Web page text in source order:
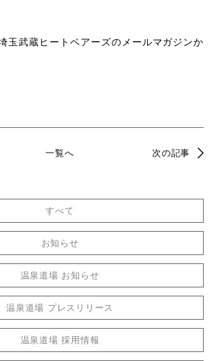
玉武蔵ヒートベアーズのメールマガジンか
一覧へ 次の記事
すべて
お知らせ
温泉道場 お知らせ
温泉道場 プレスリリース
温泉道場 採用情報